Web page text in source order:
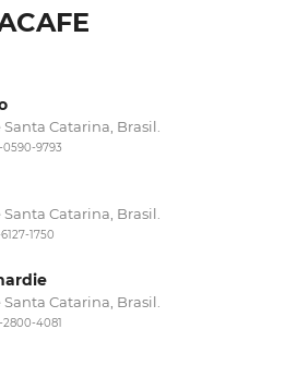
Catarina, Brasil.
9793
Catarina, Brasil.
1750
Catarina, Brasil.
4081